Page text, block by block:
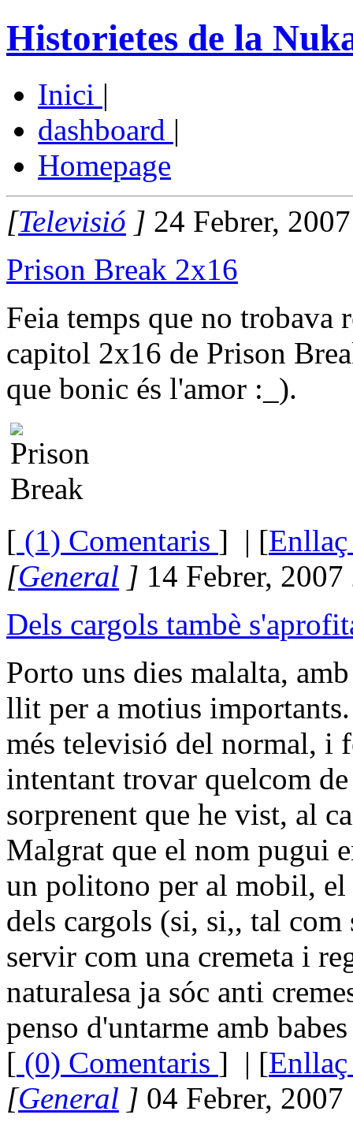
Historietes de la
Inici |
dashboard |
Homepage
[Televisió ] 24 Febrer,
Prison Break 2x16
Feia temps que no trobava
capitol 2x16 de Prison
que bonic és l'amor :_).
[ (1) Comentaris ] | [Enllaç
[General ] 14 Febrer,
Dels cargols tambè
Porto uns dies malalta,
llit per a motius
més televisió del normal, i
intentant trovar quelcom
sorprenent que he vist, al
Malgrat que el nom pugui
un politono per al mobil, el
dels cargols (si, si,, tal com
servir com una cremeta i
naturalesa ja sóc anti
penso d'untarme amb
[ (0) Comentaris ] | [Enllaç
[General ] 04 Febrer,